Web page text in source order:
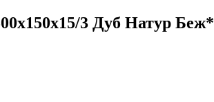
3 Дуб Натур Беж*